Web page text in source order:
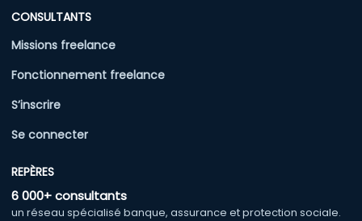
CONSULTANTS
Missions freelance
Fonctionnement freelance
S’inscrire
Se connecter
REPÈRES
6 000+ consultants
un réseau spécialisé banque, assurance et protection sociale.